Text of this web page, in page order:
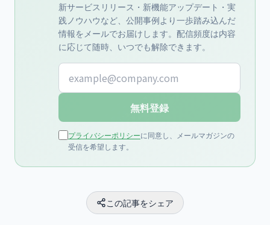
新サービスリリース・新機能アップデート・実
践ノウハウなど、公開事例より一歩踏み込んだ
情報をメールでお届けします。配信頻度は内容
に応じて随時、いつでも解除できます。
メールアドレス
無料登録
プライバシーポリシーに同意し、メールマガジンの
受信を希望します。
この記事をシェア